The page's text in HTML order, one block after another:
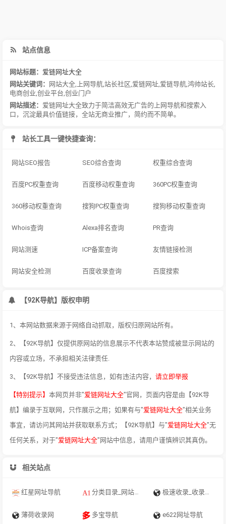
站点信息
网站标题： 爱链网址大全
网站关键词：
网站大全 上网导航 站长社区 爱链网址 爱链导航 鸿帅站长
电商创业 创业平台 创业门户
网站描述： 爱链网址大全致力于简洁高效无广告的上网导航和搜索入
口，沉淀最具价值链接，全站无商业推广，简约而不简单。
站长工具一键快捷查询：
网站SEO报告 SEO综合查询 权重综合查询
百度PC权重查询 百度移动权重查询 360PC权重查询
360移动权重查询 搜狗PC权重查询 搜狗移动权重查询
Whois查询 Alexa排名查询 PR查询
网站测速 ICP备案查询 友情链接检测
网站安全检测 百度收录查询 百度搜索
【92K导航】版权申明
1、本网站数据来源于网络自动抓取，版权归原网站所有。
2、【92K导航】仅提供原网站的信息展示不代表本站赞成被显示网站的
内容或立场，不承担相关法律责任.
3、【92K导航】不接受违法信息，如有违法内容， 请立即举报
【特别提示】 本网页并非"爱链网址大全"官网，页面内容是由【92K导
航】编录于互联网，只作展示之用；如果有与"爱链网址大全"相关业务
事宜，请访问其网站并获取联系方式；【92K导航】与"爱链网址大全"无
任何关系，对于"爱链网址大全"网站中信息，请用户谨慎辨识其真伪。
相关站点
红星网址导航 分类目录_网站目录_网址提交_网站收录大全_小木虫分类目录 极速收录_收录全网精选酷站
薄荷收录网 多宝导航 e622网址导航